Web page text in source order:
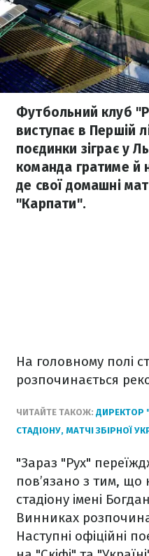
Футбольний клуб
виступає в Першій
поєдинки зіграє у
команда гратиме й
де свої домашні
"Карпати".
На головному полі
розпочинається
ЧИТАЙТЕ ТАКОЖ: ДИРЕКТОР
СТАДІОНУ, МАТЧІ ЗБІРНОЇ
"Зараз "Рух"
пов’язано з тим, що
стадіону імені
Винниках
Наступні офіційні